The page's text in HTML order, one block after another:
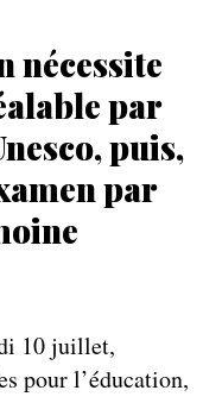
nécessite
par
puis,
par
10 juillet,
pour l’éducation,